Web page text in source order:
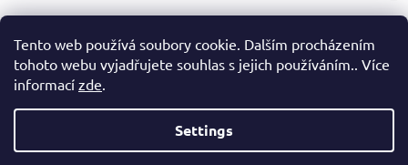
Tento web používá soubory cookie. Dalším procházením
tohoto webu vyjadřujete souhlas s jejich používáním.. Více
informací zde.
Settings
Product parameters
Rating